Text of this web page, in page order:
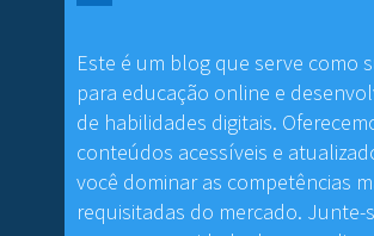
Este é um blog que serve como
para educação online e
de habilidades digitais.
conteúdos acessíveis e
você dominar as competências
requisitadas do mercado. Junte-